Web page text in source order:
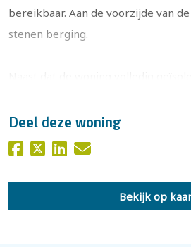
bereikbaar. Aan de voorzijde van
stenen berging.
alles maakt dat er een energielabel
De woning is voorzien van een fijne,
leefruimte op de begane grond,
verdieping en een royale zolder
Deel deze woning
Bekijk op